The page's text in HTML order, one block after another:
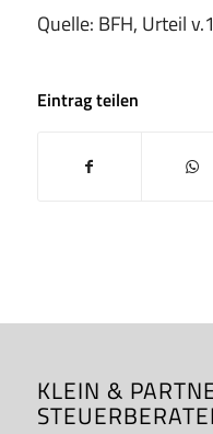
Quelle: BFH, Urteil
Eintrag teilen
KLEIN &